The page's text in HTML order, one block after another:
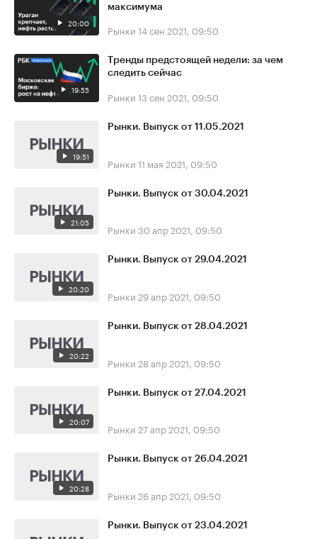
20:00
максимума
Рынки 14 сен 2021, 09:50
19:55
Тренды предстоящей недели: за чем
следить сейчас
Рынки 13 сен 2021, 09:50
19:51
Рынки. Выпуск от 11.05.2021
Рынки 11 мая 2021, 09:50
21:05
Рынки. Выпуск от 30.04.2021
Рынки 30 апр 2021, 09:50
20:20
Рынки. Выпуск от 29.04.2021
Рынки 29 апр 2021, 09:50
20:22
Рынки. Выпуск от 28.04.2021
Рынки 28 апр 2021, 09:50
20:07
Рынки. Выпуск от 27.04.2021
Рынки 27 апр 2021, 09:50
20:28
Рынки. Выпуск от 26.04.2021
Рынки 26 апр 2021, 09:50
Рынки. Выпуск от 23.04.2021